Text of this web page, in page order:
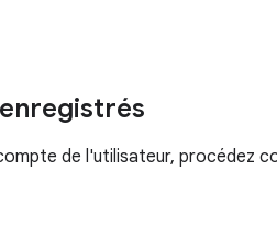
de l'utilisateur, procédez